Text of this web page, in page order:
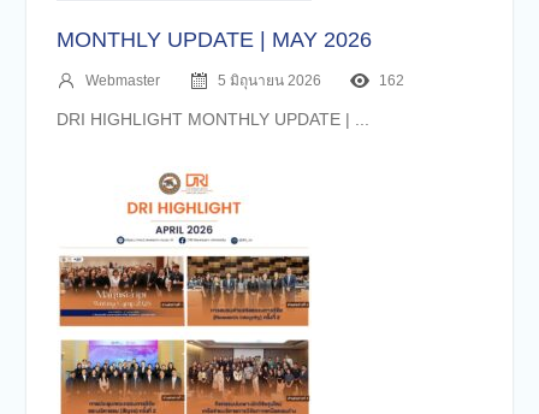
MONTHLY UPDATE | MAY 2026
Webmaster 5 มิถุนายน 2026 162
DRI HIGHLIGHT MONTHLY UPDATE | ...